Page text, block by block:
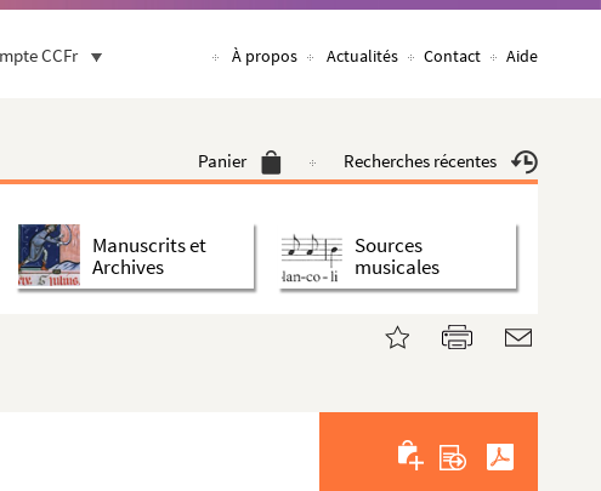
CCFr À propos Actualités Contact Aide
Panier Recherches récentes
Manuscrits et
Archives
Sources
musicales